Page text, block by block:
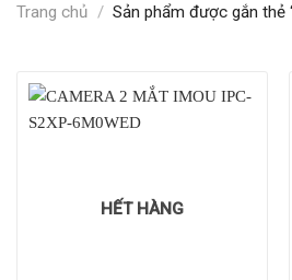
Trang chủ / Sản phẩm được gắn thẻ
HẾT HÀNG